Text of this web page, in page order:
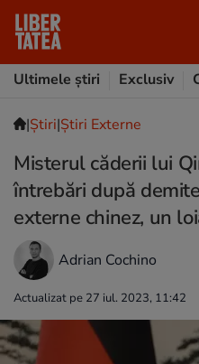
Ultimele știri
Exclusiv
|Ştiri|Știri Externe
Misterul căderii lui
întrebări după
externe chinez, un
Adrian Cochino
Actualizat pe 27 iul. 2023, 11:42